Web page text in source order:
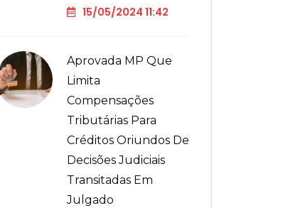
15/05/2024 11:42
Aprovada MP Que
Limita
Compensações
Tributárias Para
Créditos Oriundos De
Decisões Judiciais
Transitadas Em
Julgado